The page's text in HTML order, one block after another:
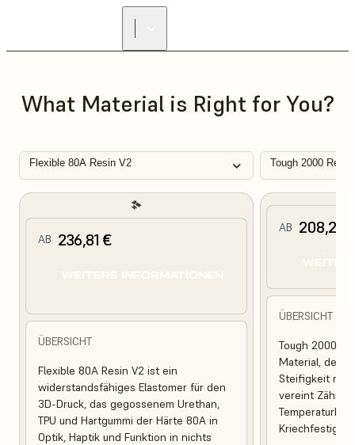
What Material is Right for You?
Flexible 80A Resin V2 Tough 2000
AB 236,81 €
ÜBERSICHT
Flexible 80A Resin V2 ist ein
widerstandsfähiges Elastomer für den
3D-Druck, das gegossenem Urethan,
TPU und Hartgummi der Härte 80A in
Optik, Haptik und Funktion in nichts
AB 208,25
ÜBERSICHT
Tough 2000
Material,
Steifigkeit mit
vereint